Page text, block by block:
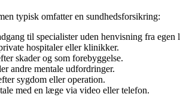
typisk omfatter en sundhedsforsikring:
til specialister uden henvisning fra egen
hospitaler eller klinikker.
skader og som forebyggelse.
andre mentale udfordringer.
sygdom eller operation.
med en læge via video eller telefon.